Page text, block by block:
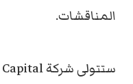
المناقشات.